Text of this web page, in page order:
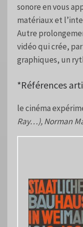
sonore en vous
matériaux et
Autre
vidéo qui crée,
graphiques, un
*Références
le cinéma
Ray…), Norman